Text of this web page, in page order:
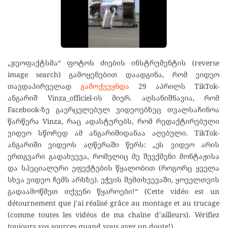
„ჯეოფაქტსმა“ ფოტოს ძიების ინსტრუმენტის (reverse
image search) გამოყენებით დაადგინა, რომ ვიდეო
თავდაპირველად გამოქვეყნდა 29 აპრილს TikTok-
ანგარიშ Vinza_officiel-ის მიერ. აღსანიშნავია, რომ
Facebook-ზე გავრცელებულ ვიდეოებზეც თვალსაჩინოა
წარწერა Vinza, რაც ადასტურებს, რომ რედაქტირებული
ვიდეო სწორედ ამ ანგარიშიდანაა აღებული. TikTok-
ანგარიში ვიდეოს აღწერაში წერს: „ეს ვიდეო არის
ერთგვარი გადახვევა, რომელიც მე შევქმენი მონტაჟისა
და სპეციალური ეფექტების წყალობით (როგორც ყველა
სხვა ვიდეო ჩემს არხზე). ეჭვის შემთხვევაში, ყოველთვის
გადაამოწმეთ თქვენი წყაროები!“ (Cette vidéo est un
détournement que j’ai réalisé grâce au montage et au trucage
(comme toutes les vidéos de ma chaîne d’ailleurs). Vérifiez